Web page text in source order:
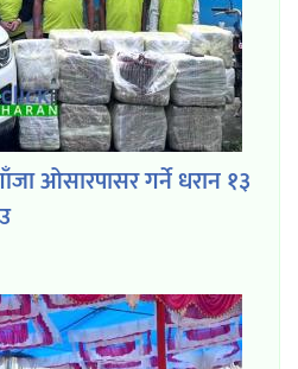
ओसारपासर गर्ने धरान १३